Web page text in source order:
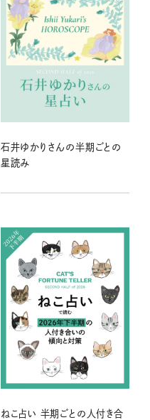
石井ゆかりさんの半期ごとの
星読み
ねこ占い 半期ごとの人付き合